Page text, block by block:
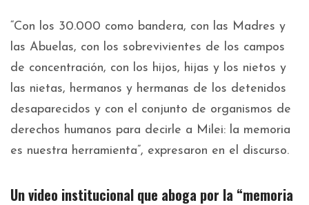
“Con los 30.000 como bandera, con las Madres y
las Abuelas, con los sobrevivientes de los campos
de concentración, con los hijos, hijas y los nietos y
las nietas, hermanos y hermanas de los detenidos
desaparecidos y con el conjunto de organismos de
derechos humanos para decirle a Milei: la memoria
es nuestra herramienta”, expresaron en el discurso.
Un video institucional que aboga por la “memoria